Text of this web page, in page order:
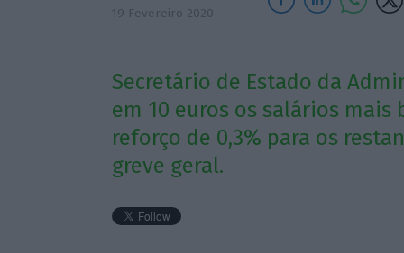
19 Fevereiro 2020
Secretário de Estado da
em 10 euros os salários
reforço de 0,3% para os
greve geral.